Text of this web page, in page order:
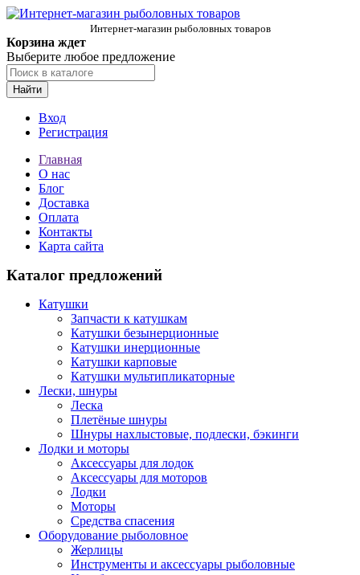
Интернет-магазин рыболовных товаров
Корзина ждет
Выберите любое предложение
Найти
Вход
Регистрация
Главная
О нас
Блог
Доставка
Оплата
Контакты
Карта сайта
Каталог предложений
Катушки
Запчасти к катушкам
Катушки безынерционные
Катушки инерционные
Катушки карповые
Катушки мультипликаторные
Лески, шнуры
Леска
Плетёные шнуры
Шнуры нахлыстовые, подлески, бэкинги
Лодки и моторы
Аксессуары для лодок
Аксессуары для моторов
Лодки
Моторы
Средства спасения
Оборудование рыболовное
Жерлицы
Инструменты и аксессуары рыболовные